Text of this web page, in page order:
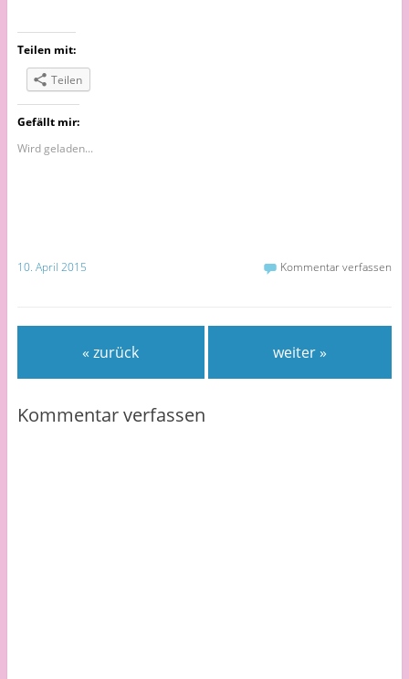
Teilen mit:
Teilen
Gefällt mir:
Wird geladen...
10. April 2015 Kommentar verfassen
« zurück weiter »
Kommentar verfassen